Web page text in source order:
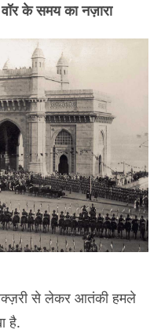
के समय का नज़ारा
से लेकर आतंकी हमले
है.